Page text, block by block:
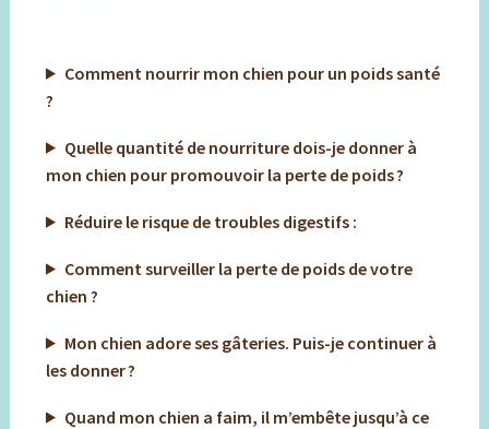
Comment nourrir mon chien pour un poids santé
?
Quelle quantité de nourriture dois-je donner à
mon chien pour promouvoir la perte de poids ?
Réduire le risque de troubles digestifs :
Comment surveiller la perte de poids de votre
chien ?
Mon chien adore ses gâteries. Puis-je continuer à
les donner ?
Quand mon chien a faim, il m’embête jusqu’à ce